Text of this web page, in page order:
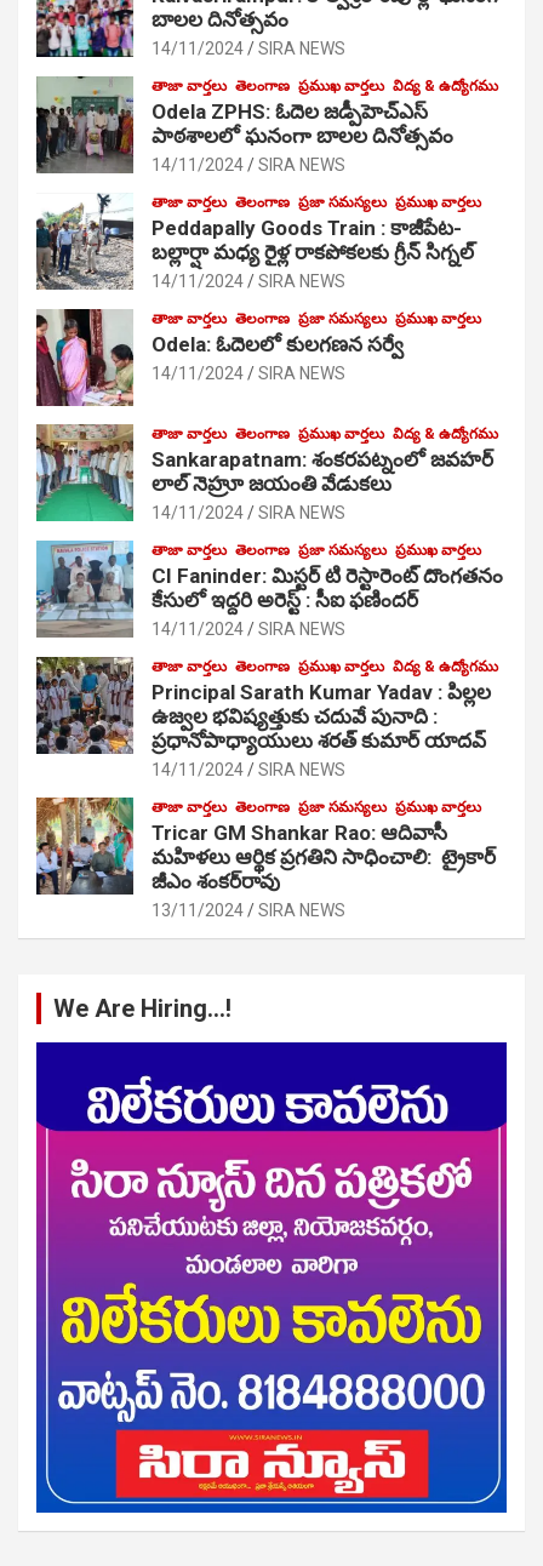
బాలల దినోత్సవం
14/11/2024 SIRA NEWS
తాజా వార్తలు తెలంగాణ ప్రముఖ వార్తలు విద్య & ఉద్యోగము
Odela ZPHS: ఓదెల జ‌డ్పీహెచ్ఎస్
పాఠ‌శాల‌లో ఘనంగా బాలల దినోత్సవం
14/11/2024 SIRA NEWS
తాజా వార్తలు తెలంగాణ ప్రజా సమస్యలు ప్రముఖ వార్తలు
Peddapally Goods Train : కాజీపేట-
బల్లార్షా మధ్య రైళ్ల రాకపోకలకు గ్రీన్ సిగ్నల్
14/11/2024 SIRA NEWS
తాజా వార్తలు తెలంగాణ ప్రజా సమస్యలు ప్రముఖ వార్తలు
Odela: ఓదెలలో కులగణన సర్వే
14/11/2024 SIRA NEWS
తాజా వార్తలు తెలంగాణ ప్రముఖ వార్తలు విద్య & ఉద్యోగము
Sankarapatnam: శంకరపట్నంలో జవహర్
లాల్ నెహ్రూ జయంతి వేడుకలు
14/11/2024 SIRA NEWS
తాజా వార్తలు తెలంగాణ ప్రజా సమస్యలు ప్రముఖ వార్తలు
CI Faninder: మిస్టర్ టి రెస్టారెంట్ దొంగతనం
కేసులో ఇద్దరి అరెస్ట్ : సీఐ ఫణిందర్
14/11/2024 SIRA NEWS
తాజా వార్తలు తెలంగాణ ప్రముఖ వార్తలు విద్య & ఉద్యోగము
Principal Sarath Kumar Yadav : పిల్లల
ఉజ్వల భవిష్యత్తుకు చదువే పునాది :
ప్రధానోపాధ్యాయులు శరత్ కుమార్ యాదవ్
14/11/2024 SIRA NEWS
తాజా వార్తలు తెలంగాణ ప్రజా సమస్యలు ప్రముఖ వార్తలు
Tricar GM Shankar Rao: ఆదివాసీ
మహిళలు ఆర్థిక ప్రగతిని సాధించాలి: ట్రైకార్
జీఎం శంకర్‌రావు
13/11/2024 SIRA NEWS
We Are Hiring…!